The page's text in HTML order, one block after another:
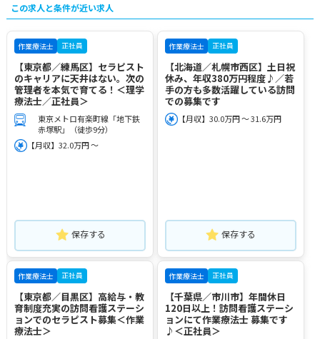
この求人と条件が近い求人
作業療法士 正社員
【東京都／練馬区】セラピスト
のキャリアに天井はない。次の
管理者を本気で育てる！＜理学
療法士／正社員＞
東京メトロ有楽町線「地下鉄
赤塚駅」（徒歩9分）
【月収】32.0万円 ～
保存する
作業療法士 正社員
【北海道／札幌市西区】土日祝
休み、年収380万円程度♪／若
手の方も多数活躍している訪問
での募集です
【月収】30.0万円 ～ 31.6万円
保存する
作業療法士 正社員
【東京都／目黒区】高給与・教
育制度充実の訪問看護ステーシ
ョンでのセラピスト募集＜作業
療法士＞
作業療法士 正社員
【千葉県／市川市】年間休日
120日以上！訪問看護ステーシ
ョンにて作業療法士 募集です
♪＜正社員＞